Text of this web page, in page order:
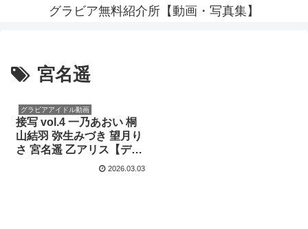
グラビア無料紹介所【動画・写真集】
宮名遥
グラビアアイドル動画
接写 vol.4 一乃あおい 桐
山結羽 弥生みづき 望月り
さ 宮名遥 乙アリス【デジ
2026.03.03